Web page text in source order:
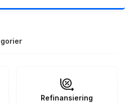
Refinansiering